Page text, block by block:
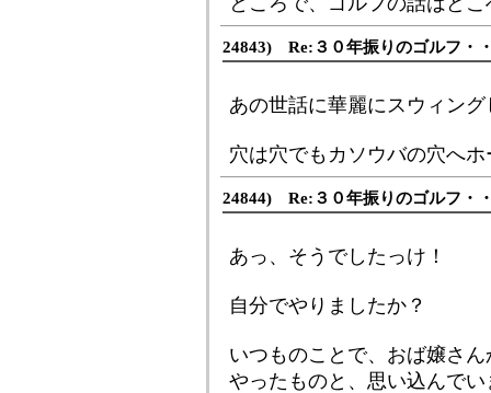
24843) Re:３０年振りのゴルフ・
あの世話に華麗にスウィン
穴は穴でもカソウバの穴へ
24844) Re:３０年振りのゴルフ・
あっ、そうでしたっけ！
自分でやりましたか？
いつものことで、おば嬢さ
やったものと、思い込んで